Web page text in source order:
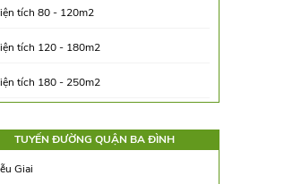
tích 80 - 120m2
tích 120 - 180m2
tích 180 - 250m2
tích 350 - 500m2
TUYẾN ĐƯỜNG QUẬN BA ĐÌNH
Giai